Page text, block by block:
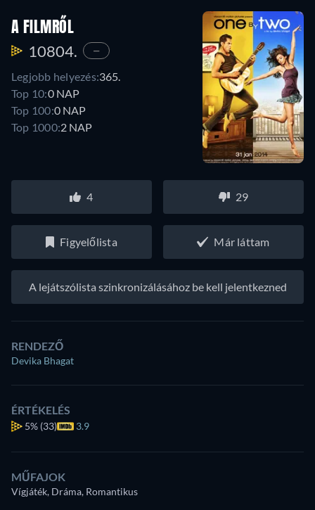
A FILMRŐL
10804. —
Legjobb helyezés:365.
Top 10:0 NAP
Top 100:0 NAP
Top 1000:2 NAP
4 29
Figyelőlista Már láttam
A lejátszólista szinkronizálásához be kell jelentkezned
RENDEZŐ
Devika Bhagat
ÉRTÉKELÉS
5% (33) 3.9
MŰFAJOK
Vígjáték, Dráma, Romantikus